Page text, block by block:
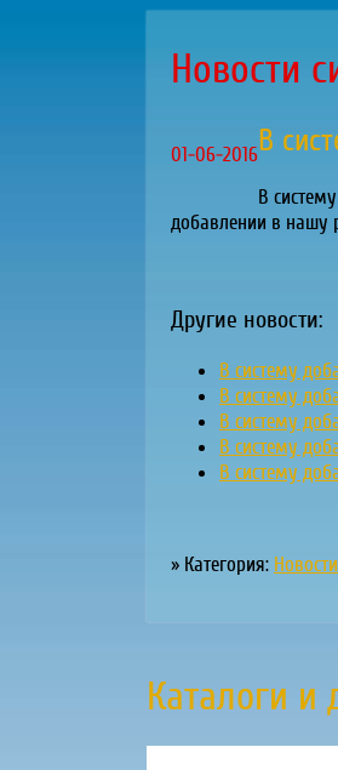
Новости
01-06-2016В
В
добавлении в нашу
Другие новости:
В систему
В систему
В систему
В систему
В систему
» Категория:
Каталоги и